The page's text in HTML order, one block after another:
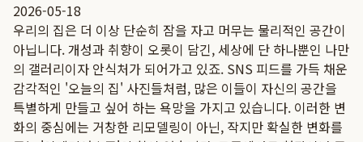
2026-05-18
우리의 집은 더 이상 단순히 잠을 자고 머무는 물리적인 공간이
아닙니다. 개성과 취향이 오롯이 담긴, 세상에 단 하나뿐인 나만
의 갤러리이자 안식처가 되어가고 있죠. SNS 피드를 가득 채운
감각적인 '오늘의 집' 사진들처럼, 많은 이들이 자신의 공간을
특별하게 만들고 싶어 하는 욕망을 가지고 있습니다. 이러한 변
화의 중심에는 거창한 리모델링이 아닌, 작지만 확실한 변화를